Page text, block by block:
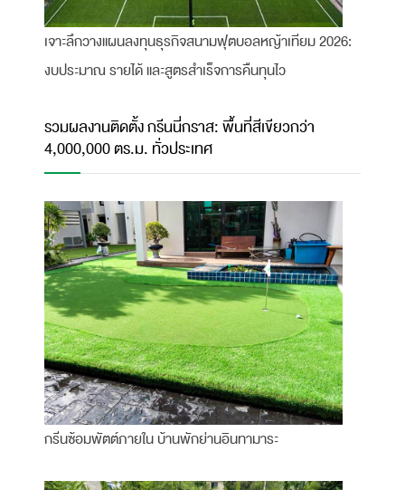
เจาะลึกวางแผนลงทุนธุรกิจสนามฟุตบอลหญ้าเทียม 2026:
งบประมาณ รายได้ และสูตรสำเร็จการคืนทุนไว
รวมผลงานติดตั้ง กรีนนี่กราส: พื้นที่สีเขียวกว่า
4,000,000 ตร.ม. ทั่วประเทศ
กรีนซ้อมพัตต์ภายใน บ้านพักย่านอินทามาระ